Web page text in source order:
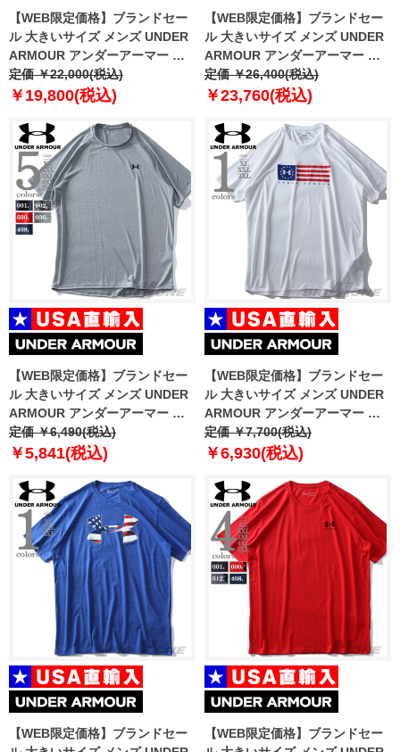
【WEB限定価格】ブランドセー
ル 大きいサイズ メンズ UNDER
ARMOUR アンダーアーマー オ
リファイアー アウトランニング
ストーム ジャケット USA直輸入
定価 ￥22,000(税込)
￥19,800(税込)
【WEB限定価格】ブランドセー
ル 大きいサイズ メンズ UNDER
ARMOUR アンダーアーマー コ
ールドギア リアクター ラン イン
サレート ジャケット スポーツウ
定価 ￥26,400(税込)
￥23,760(税込)
【WEB限定価格】ブランドセー
ル 大きいサイズ メンズ UNDER
ARMOUR アンダーアーマー ト
レーニング 半袖 Tシャツ USA直
輸入 1326413
定価 ￥6,490(税込)
￥5,841(税込)
【WEB限定価格】ブランドセー
ル 大きいサイズ メンズ UNDER
ARMOUR アンダーアーマー プ
リント 半袖 Tシャツ USA直輸入
um0638
定価 ￥7,700(税込)
￥6,930(税込)
【WEB限定価格】ブランドセー
【WEB限定価格】ブランドセー